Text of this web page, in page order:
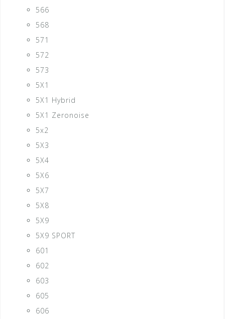
566
568
571
572
573
5X1
5X1 Hybrid
5X1 Zeronoise
5x2
5X3
5X4
5X6
5X7
5X8
5X9
5X9 SPORT
601
602
603
605
606